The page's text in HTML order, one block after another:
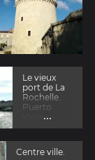
Le vieux
port de La
Rochelle.
Puerto
Viejo....
Centre ville.